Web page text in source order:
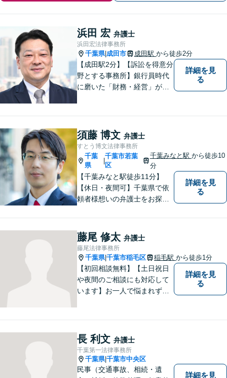
浜田 宏 弁護士
浜田宏法律事務所
千葉県| 成田市 成田駅 から徒歩2分
【成田駅2分】【訴訟を得意分
野とする事務所】銀行員時代
に磨いた「財務・経営」が強
すいパートナーを目指してい
ます。【元裁判官の弁護士も
在籍】企業法務を中心に、個
人案件にも対応
詳細を見
る
須藤 博文 弁護士
すとう博文法律事務所
千葉
県
千葉市若葉
区
千葉みなと駅 から徒歩10
分
【千葉みなと駅徒歩11分】
【休日・夜間可】千葉県で依
頼者様想いの弁護士をお探し
の経済面・精神面を大切に
し、幸福な生活を実現するた
めに努力を惜しみません。債
務整理／刑事／企業法務／交
通事故など、あらゆる問題に
対応可能◎
詳細を見
る
藤尾 修太 弁護士
藤尾法律事務所
千葉県|千葉市稲毛区 稲毛駅 から徒歩1分
【初回相談無料】【土日祝日
や夜間のご相談にも対応して
います】お一人で悩まれず、
詳細を見
る
長 利文 弁護士
千葉第一法律事務所
千葉県|千葉市中央区
民事（交通事故、相続・遺
詳細を見